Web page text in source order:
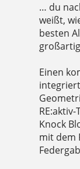
… du
weißt,
besten
Einen
Knock
mit dem